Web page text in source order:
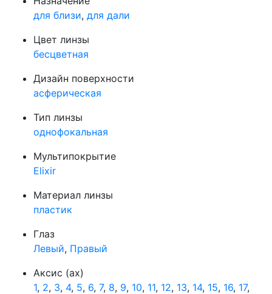
для близи, для дали
Цвет линзы
бесцветная
Дизайн поверхности
асферическая
Тип линзы
однофокальная
Мультипокрытие
Elixir
Материал линзы
пластик
Глаз
Левый, Правый
Аксис (ax)
1, 2, 3, 4, 5, 6, 7, 8, 9, 10, 11, 12, 13, 14, 15, 16, 17,